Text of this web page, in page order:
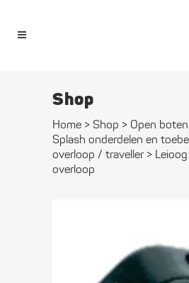
Shop
Home > Shop > Open boten
Splash onderdelen en
overloop / traveller>
overloop
Leioog